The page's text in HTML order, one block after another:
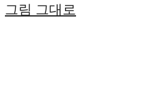
그림 그대로